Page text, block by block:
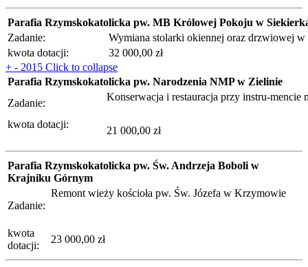
Parafia Rzymskokatolicka pw. MB Królowej Pokoju w
Zadanie:
Wymiana stolarki okiennej oraz drzwiowej
kwota dotacji:
32 000,00 zł
+ - 2015 Click to collapse
Parafia Rzymskokatolicka pw. Narodzenia NMP w Zielinie
Zadanie:
Konserwacja i restauracja przy instru-
kwota dotacji:
21 000,00 zł
Parafia Rzymskokatolicka pw. Św. Andrzeja Boboli w
Krajniku Górnym
Zadanie:
Remont wieży kościoła pw. Św. Józefa w Krzymowie
kwota
dotacji:
23 000,00 zł